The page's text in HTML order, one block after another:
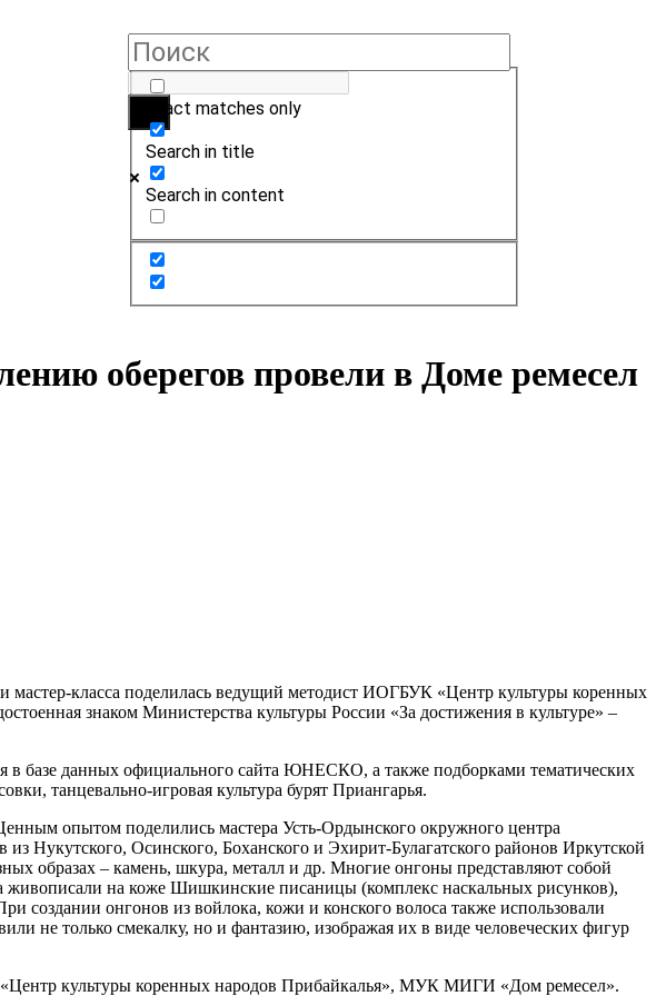
Exact matches only
Search in title
Search in content
оберегов провели в Доме ремесел
мастер-класса поделилась ведущий методист ИОГБУК «Центр культуры коренных
знаком Министерства культуры России «За достижения в культуре» –
в базе данных официального сайта ЮНЕСКО, а также подборками тематических
танцевально-игровая культура бурят Приангарья.
опытом поделились мастера Усть-Ордынского окружного центра
Нукутского, Осинского, Боханского и Эхирит-Булагатского районов Иркутской
образах – камень, шкура, металл и др. Многие онгоны представляют собой
живописали на коже Шишкинские писаницы (комплекс наскальных рисунков),
создании онгонов из войлока, кожи и конского волоса также использовали
не только смекалку, но и фантазию, изображая их в виде человеческих фигур
культуры коренных народов Прибайкалья», МУК МИГИ «Дом ремесел».